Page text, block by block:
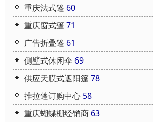
重庆法式篷 60
重庆窗式篷 71
广告折叠篷 61
侧壁式休闲伞 69
供应天膜式遮阳篷 78
推拉蓬订购中心 58
重庆蝴蝶棚经销商 63